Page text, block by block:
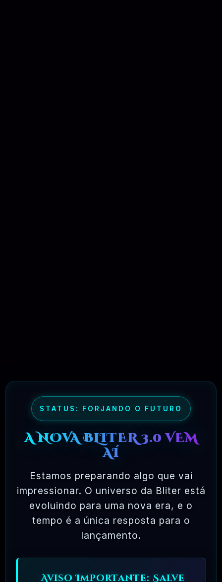
STATUS: FORJANDO O FUTURO
A NOVA BLITER 3.0 VEM
AÍ
Estamos preparando algo que vai
impressionar. O universo da Bliter está
evoluindo para uma nova era, e o
tempo é a única resposta para o
lançamento.
Aviso Importante: Salve